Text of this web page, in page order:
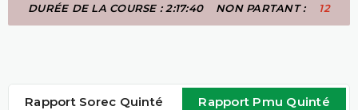
DURÉE DE LA COURSE : 2:17:40 NON PARTANT : 12
Rapport Sorec Quinté Rapport Pmu Quinté